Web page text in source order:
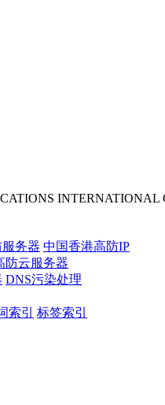
INTERNATIONAL
务器 中国香港高防IP
防云服务器
DNS污染处理
索引
标签索引